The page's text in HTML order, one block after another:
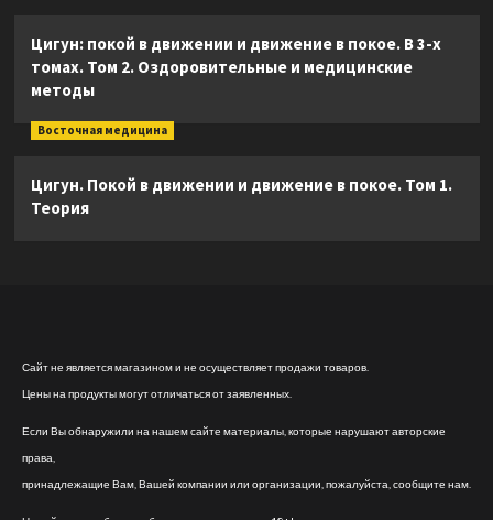
Цигун: покой в движении и движение в покое. В 3-х
томах. Том 2. Оздоровительные и медицинские
методы
Восточная медицина
Цигун. Покой в движении и движение в покое. Том 1.
Теория
Сайт не является магазином и не осуществляет продажи товаров.
Цены на продукты могут отличаться от заявленных.
Если Вы обнаружили на нашем сайте материалы, которые нарушают авторские
права,
принадлежащие Вам, Вашей компании или организации, пожалуйста, сообщите нам.